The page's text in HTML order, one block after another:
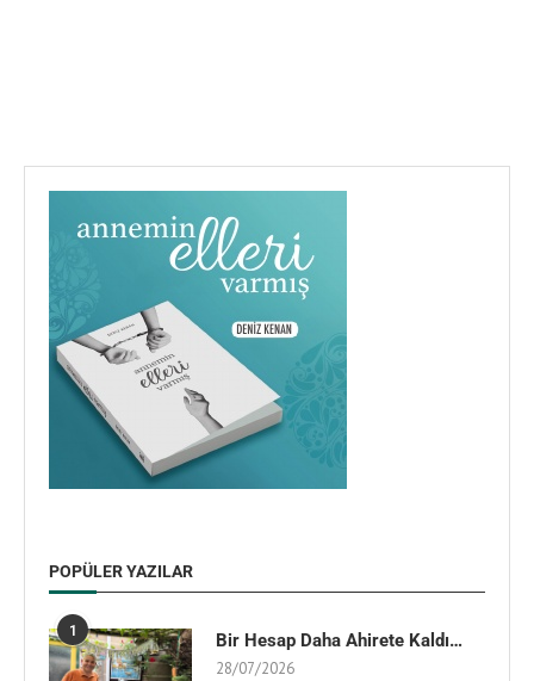
POPÜLER YAZILAR
1 Bir Hesap Daha Ahirete Kaldı…
28/07/2026